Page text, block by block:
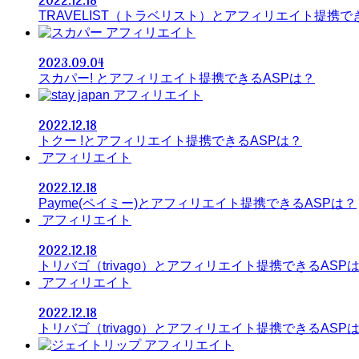
TRAVELIST（トラベリスト）とアフィリエイト提携で
アフィリエイト
2023.09.04
スカパー! とアフィリエイト提携できるASPは？
アフィリエイト
2022.12.18
トクー !とアフィリエイト提携できるASPは？
アフィリエイト
2022.12.18
Payme(ペイミー)とアフィリエイト提携できるASPは？
アフィリエイト
2022.12.18
トリバゴ（trivago）とアフィリエイト提携できるASP
アフィリエイト
2022.12.18
トリバゴ（trivago）とアフィリエイト提携できるASP
アフィリエイト